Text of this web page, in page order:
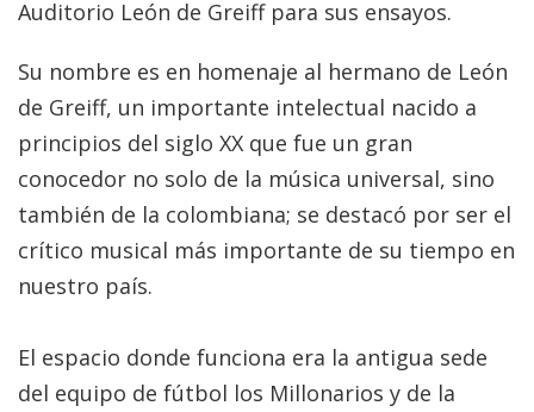
Auditorio León de Greiff para sus ensayos.
Su nombre es en homenaje al hermano de León
de Greiff, un importante intelectual nacido a
principios del siglo XX que fue un gran
conocedor no solo de la música universal, sino
también de la colombiana; se destacó por ser el
crítico musical más importante de su tiempo en
nuestro país.
El espacio donde funciona era la antigua sede
del equipo de fútbol los Millonarios y de la